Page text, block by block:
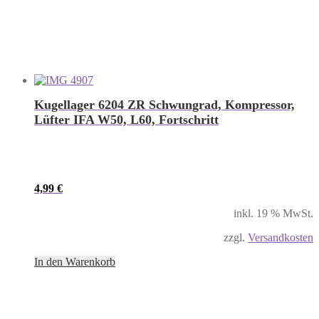
Kugellager 6204 ZR Schwungrad, Kompressor,
Lüfter IFA W50, L60, Fortschritt
4,99 €
inkl. 19 % MwSt.
zzgl. Versandkosten
In den Warenkorb